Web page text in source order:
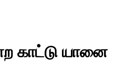
காட்டு யானை